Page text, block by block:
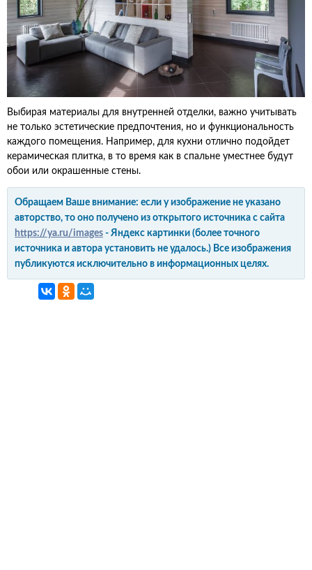
Выбирая материалы для внутренней отделки, важно учитывать
не только эстетические предпочтения, но и функциональность
каждого помещения. Например, для кухни отлично подойдет
керамическая плитка, в то время как в спальне уместнее будут
обои или окрашенные стены.
Обращаем Ваше внимание: если у изображение не указано
авторство, то оно получено из открытого источника с сайта
https://ya.ru/images - Яндекс картинки (более точного
источника и автора установить не удалось.) Все изображения
публикуются исключительно в информационных целях.